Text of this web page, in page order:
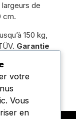
de
cm.
150 kg,
Garantie
le cadre.
votre
Vous
en